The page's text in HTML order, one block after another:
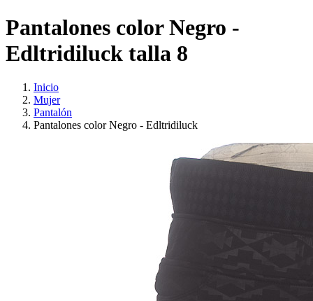
Pantalones color Negro -
Edltridiluck talla 8
Inicio
Mujer
Pantalón
Pantalones color Negro - Edltridiluck